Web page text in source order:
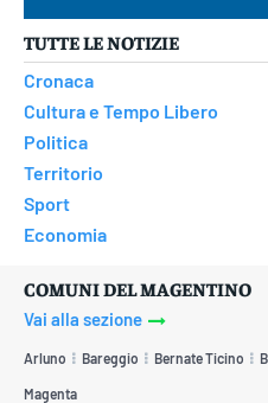
TUTTE LE NOTIZIE
Cronaca
Cultura e Tempo Libero
Politica
Territorio
Sport
Economia
COMUNI DEL MAGENTINO
Vai alla sezione
Arluno Bareggio Bernate Ticino
Magenta